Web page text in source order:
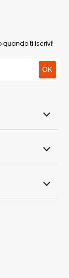
quando ti iscrivi!